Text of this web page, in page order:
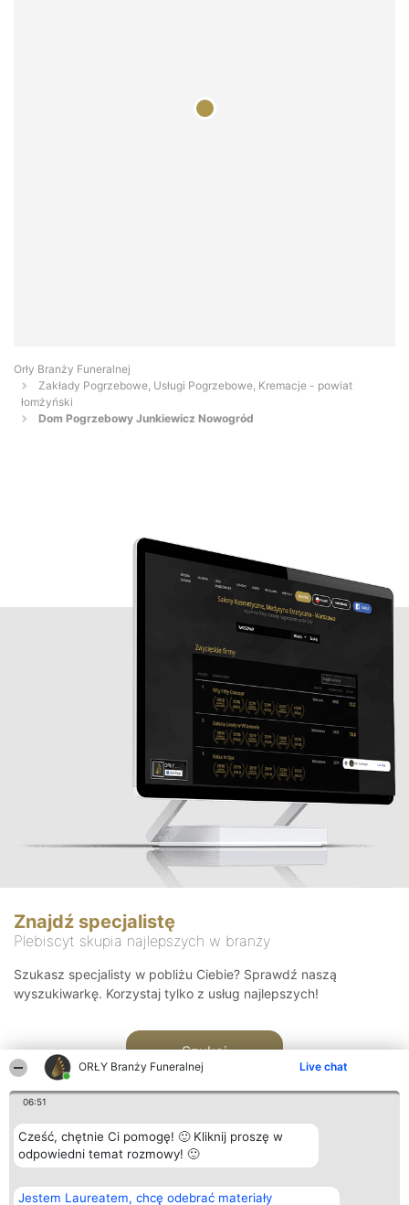
ORŁY Branży Funeralnej Live chat
06:51
Cześć, chętnie Ci pomogę! 🙂 Kliknij proszę w
odpowiedni temat rozmowy! 🙂
Jestem Laureatem, chcę odebrać materiały
Orły Branży Funeralnej
Zakłady Pogrzebowe, Usługi Pogrzebowe, Kremacje - powiat
łomżyński
Dom Pogrzebowy Junkiewicz Nowogród
Znajdź specjalistę
Plebiscyt skupia najlepszych w branży
Szukasz specjalisty w pobliżu Ciebie? Sprawdź naszą
wyszukiwarkę. Korzystaj tylko z usług najlepszych!
Szukaj
Organizator plebiscytu
Bright Side Solutions sp. z o.
Plebiscyt
Laureaci
Kontakt
Kontakt